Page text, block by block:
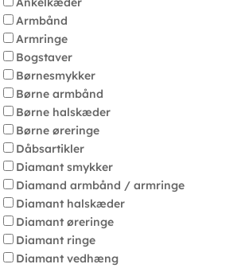
Armbånd
Armringe
Bogstaver
Børnesmykker
Børne armbånd
Børne halskæder
Børne øreringe
Dåbsartikler
Diamant smykker
Diamand armbånd / armringe
Diamant halskæder
Diamant øreringe
Diamant ringe
Diamant vedhæng